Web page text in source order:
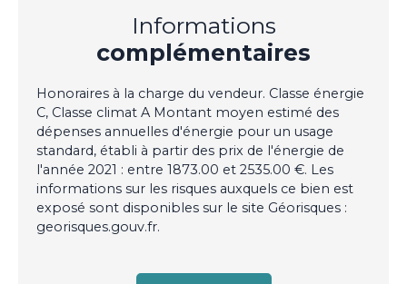
Informations
complémentaires
Honoraires à la charge du vendeur. Classe énergie
C, Classe climat A Montant moyen estimé des
dépenses annuelles d'énergie pour un usage
standard, établi à partir des prix de l'énergie de
l'année 2021 : entre 1873.00 et 2535.00 €. Les
informations sur les risques auxquels ce bien est
exposé sont disponibles sur le site Géorisques :
georisques.gouv.fr.